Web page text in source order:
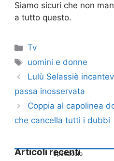
Siamo sicuri che non
a tutto questo.
Categorie
Tv
Tag
uomini e donne
Lulù Selassiè
passa inosservata
Coppia al capolinea
che cancella tutti i dubbi
Articoli recenti
Spettacolo